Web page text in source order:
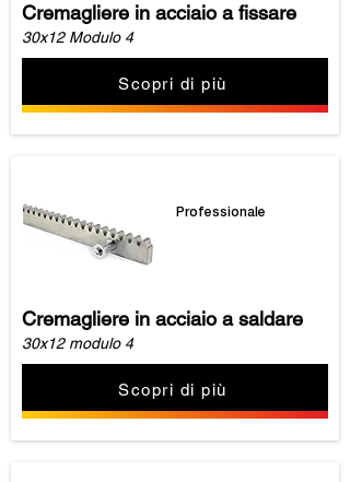
Cremagliere in acciaio a fissare
30x12 Modulo 4
Scopri di più
Professionale
Cremagliere in acciaio a saldare
30x12 modulo 4
Scopri di più